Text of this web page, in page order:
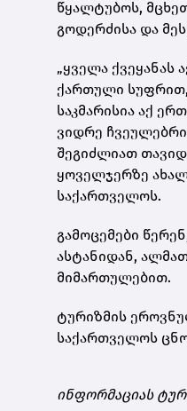
წყალტუბოს,
გოდერძისა და
„ყველა
ქართული სუფრით,
საკმარისია აქ
ვიდრე
შეგიძლიათ
ყოველჯერზე
საქართველოს.
გამოცემები
ასტანიდან,
მიმართულებით.
ტურიზმის
საქართველოს
ინფორმაციას